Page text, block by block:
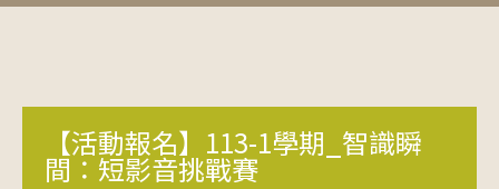
【活動報名】113-1學期_智識瞬
間：短影音挑戰賽